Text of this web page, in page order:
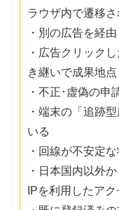
ラウザ内で遷移
・別の広告を経
・広告クリック
き継いで成果地
・不正･虚偽の申
・端末の「追跡
いる
・回線が不安定
・日本国内以外
IPを利用したアク